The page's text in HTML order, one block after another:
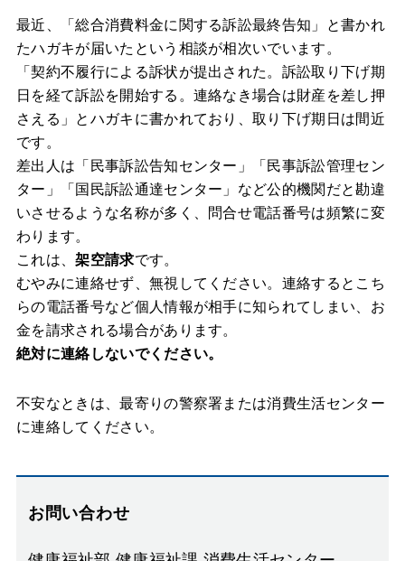
最近、「総合消費料金に関する訴訟最終告知」と書かれ
たハガキが届いたという相談が相次いでいます。
「契約不履行による訴状が提出された。訴訟取り下げ期
日を経て訴訟を開始する。連絡なき場合は財産を差し押
さえる」とハガキに書かれており、取り下げ期日は間近
です。
差出人は「民事訴訟告知センター」「民事訴訟管理セン
ター」「国民訴訟通達センター」など公的機関だと勘違
いさせるような名称が多く、問合せ電話番号は頻繁に変
わります。
これは、架空請求です。
むやみに連絡せず、無視してください。連絡するとこち
らの電話番号など個人情報が相手に知られてしまい、お
金を請求される場合があります。
絶対に連絡しないでください。
不安なときは、最寄りの警察署または消費生活センター
に連絡してください。
お問い合わせ